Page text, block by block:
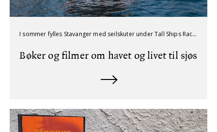
I sommer fylles Stavanger med seilskuter under Tall Ships Races, 22. - 25. juli. På biblioteket kan du låne bøker og filmer som tar deg med ut på havet, enten du vil lese om store eventyr, tøffe liv om bord eller magiske reiser.
Bøker og filmer om havet og livet til sjøs